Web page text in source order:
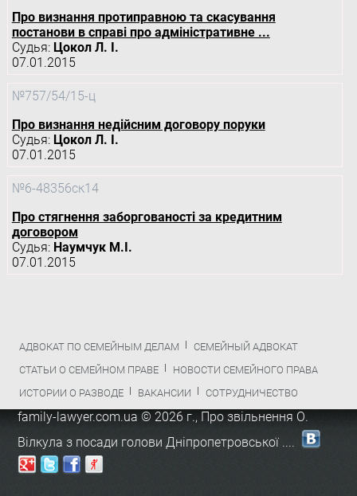
Про визнання протиправною та скасування
постанови в справі про адміністративне ...
Судья: Цокол Л. І.
07.01.2015
№757/54/15-ц
Про визнання недійсним договору поруки
Судья: Цокол Л. І.
07.01.2015
№6-48356ск14
Про стягнення заборгованості за кредитним
договором
Судья: Наумчук М.І.
07.01.2015
АДВОКАТ ПО СЕМЕЙНЫМ ДЕЛАМ
СЕМЕЙНЫЙ АДВОКАТ
СТАТЬИ О СЕМЕЙНОМ ПРАВЕ
НОВОСТИ СЕМЕЙНОГО ПРАВА
ИСТОРИИ О РАЗВОДЕ
ВАКАНСИИ СОТРУДНИЧЕСТВО
family-lawyer.com.ua © 2026 г., Про звільнення О.
Вілкула з посади голови Дніпропетровської ....